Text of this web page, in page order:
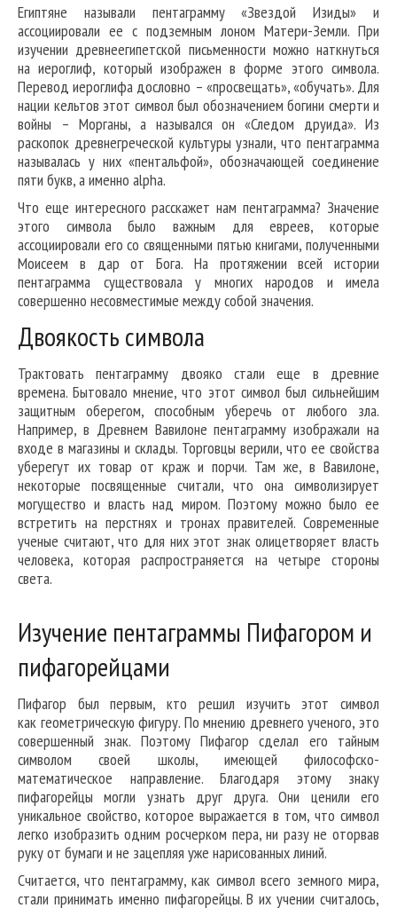
Египтяне называли пентаграмму «Звездой Изиды» и
ассоциировали ее с подземным лоном Матери-Земли. При
изучении древнеегипетской письменности можно наткнуться
на иероглиф, который изображен в форме этого символа.
Перевод иероглифа дословно – «просвещать», «обучать». Для
нации кельтов этот символ был обозначением богини смерти и
войны – Морганы, а назывался он «Следом друида». Из
раскопок древнегреческой культуры узнали, что пентаграмма
называлась у них «пентальфой», обозначающей соединение
пяти букв, а именно alpha.
Что еще интересного расскажет нам пентаграмма? Значение
этого символа было важным для евреев, которые
ассоциировали его со священными пятью книгами, полученными
Моисеем в дар от Бога. На протяжении всей истории
пентаграмма существовала у многих народов и имела
совершенно несовместимые между собой значения.
Двоякость символа
Трактовать пентаграмму двояко стали еще в древние
времена. Бытовало мнение, что этот символ был сильнейшим
защитным оберегом, способным уберечь от любого зла.
Например, в Древнем Вавилоне пентаграмму изображали на
входе в магазины и склады. Торговцы верили, что ее свойства
уберегут их товар от краж и порчи. Там же, в Вавилоне,
некоторые посвященные считали, что она символизирует
могущество и власть над миром. Поэтому можно было ее
встретить на перстнях и тронах правителей. Современные
ученые считают, что для них этот знак олицетворяет власть
человека, которая распространяется на четыре стороны
света.
Изучение пентаграммы Пифагором и
пифагорейцами
Пифагор был первым, кто решил изучить этот символ
как геометрическую фигуру. По мнению древнего ученого, это
совершенный знак. Поэтому Пифагор сделал его тайным
символом своей школы, имеющей философско-
математическое направление. Благодаря этому знаку
пифагорейцы могли узнать друг друга. Они ценили его
уникальное свойство, которое выражается в том, что символ
легко изобразить одним росчерком пера, ни разу не оторвав
руку от бумаги и не зацепляя уже нарисованных линий.
Считается, что пентаграмму, как символ всего земного мира,
стали принимать именно пифагорейцы. В их учении считалось,